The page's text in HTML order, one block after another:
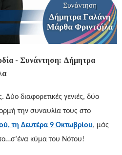
- Συνάντηση: Δήμητρα
Δύο διαφορετικές γενιές, δύο
την συναυλία τους στο
τη Δευτέρα 9 Οκτωβρίου, μάς
κύμα του Νότου!